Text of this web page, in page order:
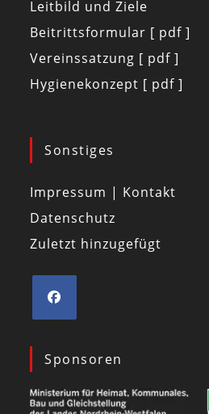
Leitbild und Ziele
Beitrittsformular [ pdf ]
Vereinssatzung [ pdf ]
Hygienekonzept [ pdf ]
Sonstiges
Impressum | Kontakt
Datenschutz
Zuletzt hinzugefügt
Sponsoren